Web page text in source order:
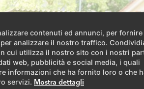
contenuti ed annunci, per fornire
analizzare il nostro traffico.
cui utilizza il nostro sito con i nostri
web, pubblicità e social media, i quali
informazioni che ha fornito loro o che
servizi. Mostra dettagli